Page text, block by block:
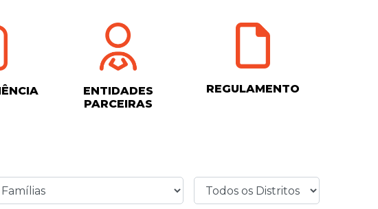
ENTIDADES
PARCEIRAS
REGULAMENTO